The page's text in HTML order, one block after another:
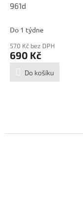
961d
Do 1 týdne
570 Kč bez DPH
690 Kč
Do košíku